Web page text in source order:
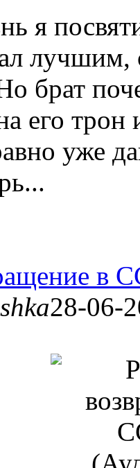
я
брат
его
уже
в
28-06-